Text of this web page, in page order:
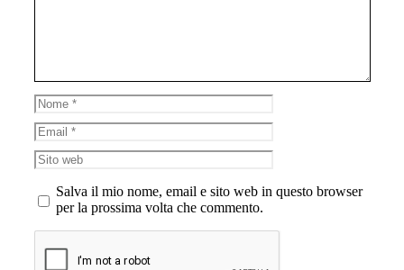
Nome
Email
Sito
web
Salva il mio nome, email e sito web in questo browser
per la prossima volta che commento.